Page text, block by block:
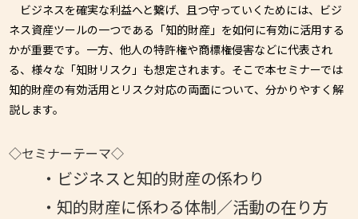
ビジネスを確実な利益へと繋げ、且つ守っていくためには、ビジ
ネス資産ツールの一つである「知的財産」を如何に有効に活用する
かが重要です。一方、他人の特許権や商標権侵害などに代表され
る、様々な「知財リスク」も想定されます。そこで本セミナーでは
知的財産の有効活用とリスク対応の両面について、分かりやすく解
説します。
◇セミナーテーマ◇
・ビジネスと知的財産の係わり
・知的財産に係わる体制／活動の在り方